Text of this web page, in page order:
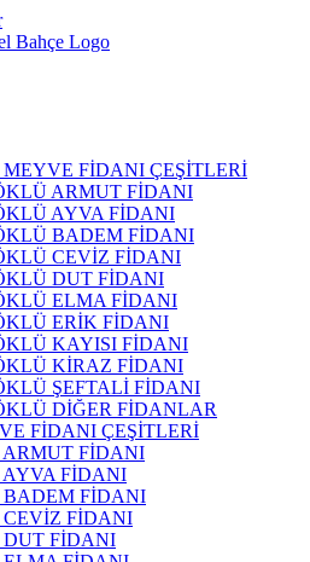
FİDANI ÇEŞİTLERİ
ARMUT FİDANI
AYVA FİDANI
BADEM FİDANI
CEVİZ FİDANI
DUT FİDANI
ELMA FİDANI
ERİK FİDANI
KAYISI FİDANI
KİRAZ FİDANI
ŞEFTALİ FİDANI
DİĞER FİDANLAR
FİDANI ÇEŞİTLERİ
ARMUT FİDANI
FİDANI
BADEM FİDANI
CEVİZ FİDANI
DUT FİDANI